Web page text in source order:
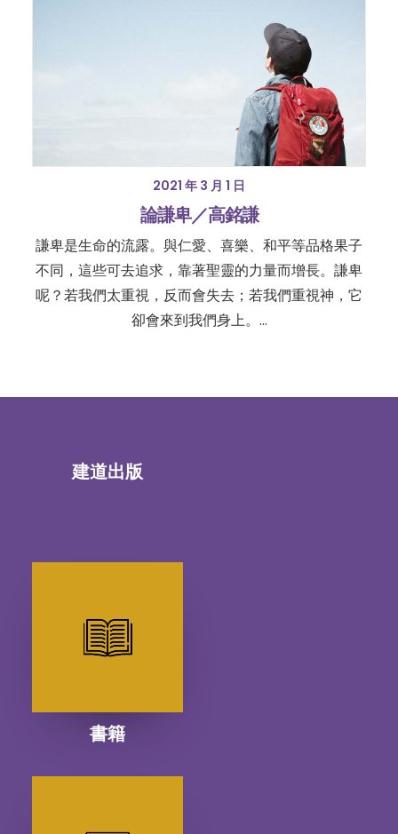
2021 年 3 月 1 日
論謙卑／高銘謙
謙卑是生命的流露。與仁愛、喜樂、和平等品格果子
不同，這些可去追求，靠著聖靈的力量而增長。謙卑
呢？若我們太重視，反而會失去；若我們重視神，它
卻會來到我們身上。…
建道出版
書籍